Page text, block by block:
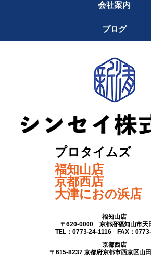
会社案内
ブログ
プロタイムズ
福知山店
京都西店
大津におの浜店
福知山店
〒620-0000 京都府福知山市天
TEL：0773-24-1116 FAX：
京都西店
〒615-8237 京都府京都市西京区山